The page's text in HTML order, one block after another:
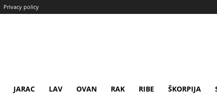
Privacy policy
JARAC LAV OVAN RAK RIBE ŠKORPIJA